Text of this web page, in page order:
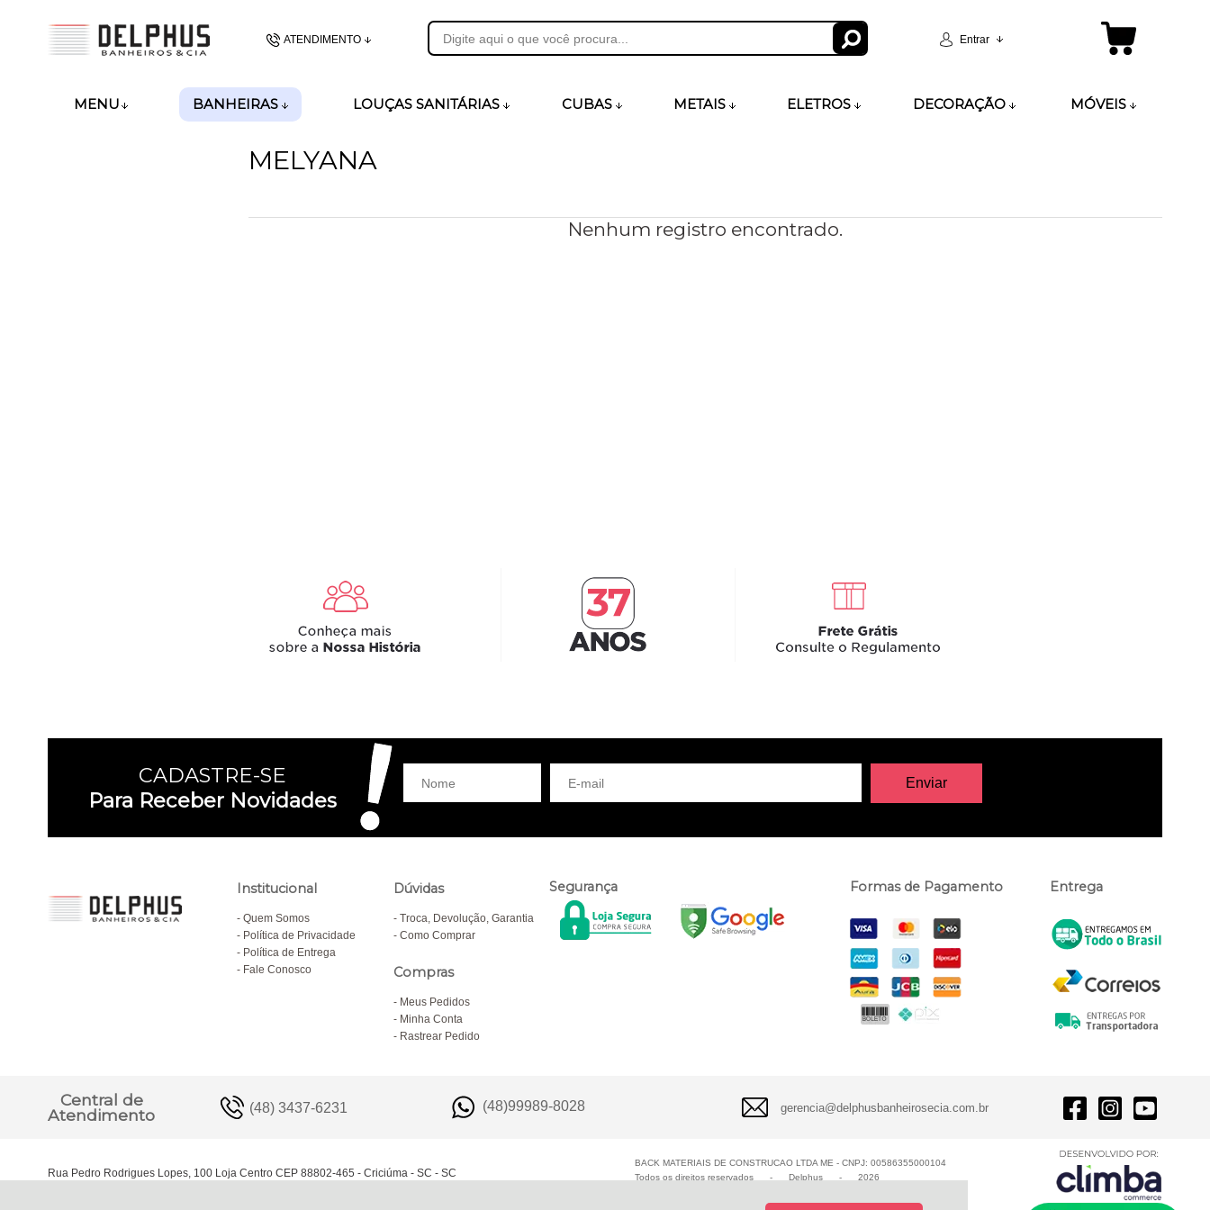
ATENDIMENTO
(48)99989-8028
gerencia@delphusbanheirosecia.com.br
Entrar
MENU BANHEIRAS LOUÇAS SANITÁRIAS CUBAS METAIS ELETROS DECORAÇÃO MÓVEIS
MELYANA
Nenhum registro encontrado.
CADASTRE-SE
Para Receber Novidades
Institucional
Quem Somos
Política de Privacidade
Política de Entrega
Fale Conosco
Dúvidas
Troca, Devolução, Garantia
Como Comprar
Compras
Meus Pedidos
Minha Conta
Rastrear Pedido
Segurança Formas de Pagamento Entrega
Central de
Atendimento
(48) 3437-6231 (48)99989-8028 gerencia@delphusbanheirosecia.com.br
Rua Pedro Rodrigues Lopes, 100 Loja Centro CEP 88802-465 - Criciúma - SC - SC
BACK MATERIAIS DE CONSTRUCAO LTDA ME - CNPJ: 00586355000104
Todos os direitos reservados
- Delphus - 2026